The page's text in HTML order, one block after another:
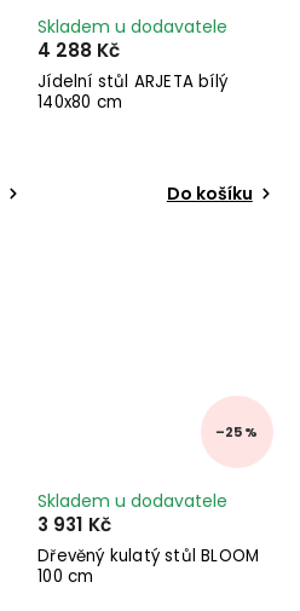
Jídelní stůl ARJETA bílý
140x80 cm
Skladem u dodavatele
4 288 Kč
Do košíku
–25 %
Dřevěný kulatý stůl BLOOM
100 cm
Skladem u dodavatele
3 931 Kč